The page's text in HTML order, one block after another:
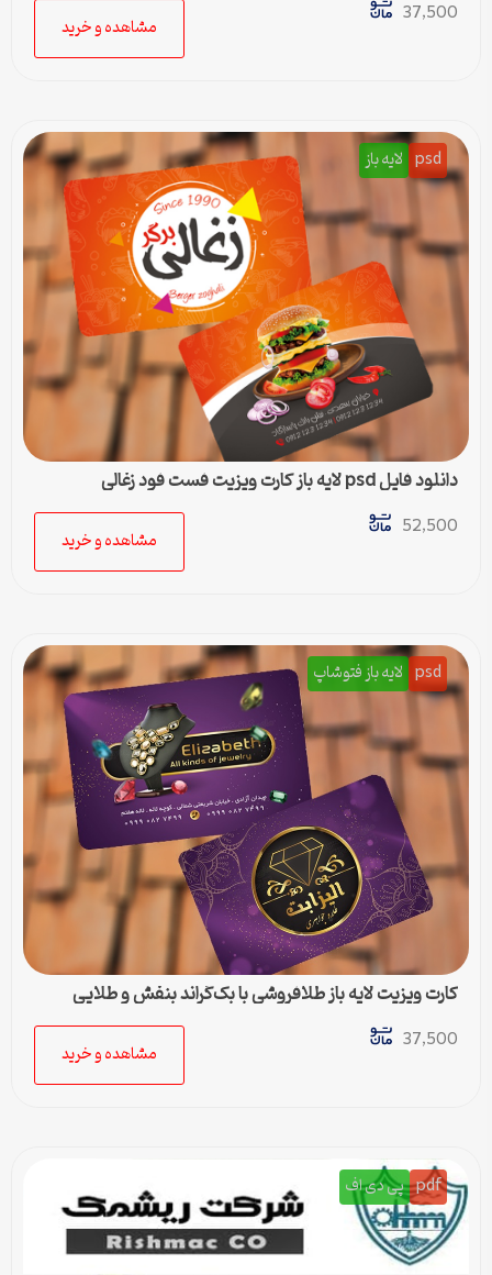
37,500
مشاهده و خرید
psd لایه باز
دانلود فایل psd لایه باز کارت ویزیت فست فود زغالی
52,500
مشاهده و خرید
psd لایه باز فتوشاپ
کارت ویزیت لایه باز طلافروشی با بک‌گراند بنفش و طلایی
37,500
مشاهده و خرید
pdf پی دی اف